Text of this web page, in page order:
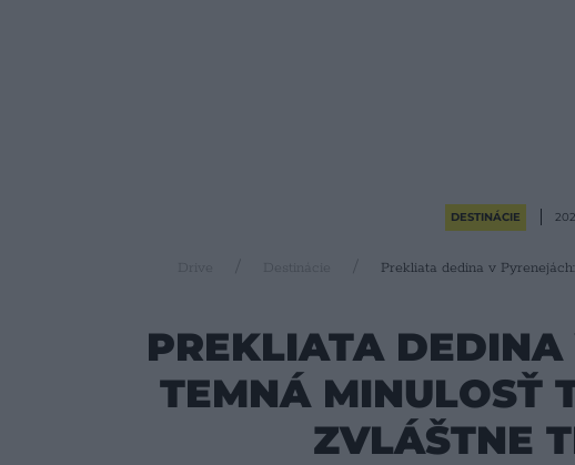
DESTINÁCIE
Drive Prekliata dedina v
PREKLIATA
TEMNÁ MINULOSŤ
ZVLÁŠTNE